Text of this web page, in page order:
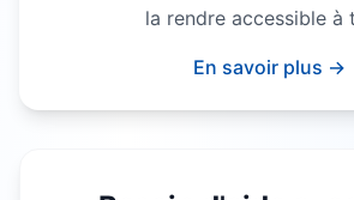
la rendre accessible à
En savoir plus →